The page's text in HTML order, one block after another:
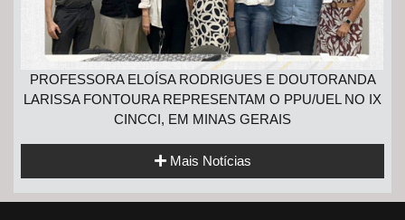
PROFESSORA ELOÍSA RODRIGUES E DOUTORANDA
LARISSA FONTOURA REPRESENTAM O PPU/UEL NO IX
CINCCI, EM MINAS GERAIS
Mais Notícias